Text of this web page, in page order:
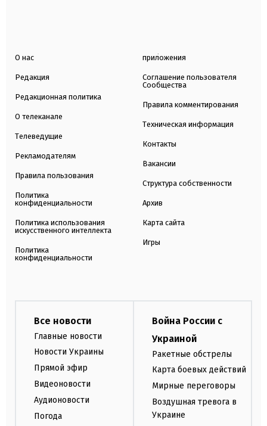
О нас
Редакция
Редакционная политика
О телеканале
Телеведущие
Рекламодателям
Правила пользования
Политика
конфиденциальности
Политика использования
искусственного интеллекта
Политика
конфиденциальности
приложения
Соглашение пользователя
Сообщества
Правила комментирования
Техническая информация
Контакты
Вакансии
Структура собственности
Архив
Карта сайта
Игры
Все новости
Главные новости
Новости Украины
Прямой эфир
Видеоновости
Аудионовости
Погода
Война России с
Украиной
Ракетные обстрелы
Карта боевых действий
Мирные переговоры
Воздушная тревога в
Украине